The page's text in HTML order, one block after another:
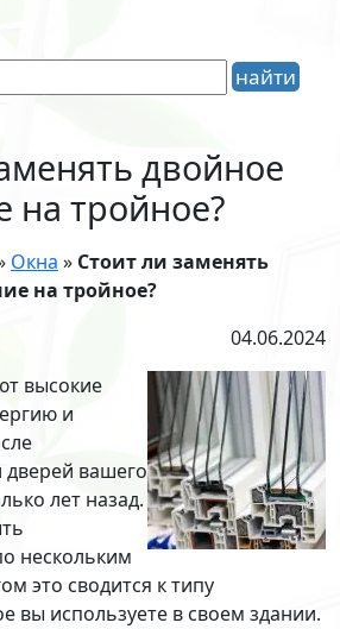
двойное
на тройное?
Окна » Стоит ли заменять
на тройное?
04.06.2024
высокие
и
вашего
лет назад.
нескольким
это сводится к типу
вы используете в своем здании.